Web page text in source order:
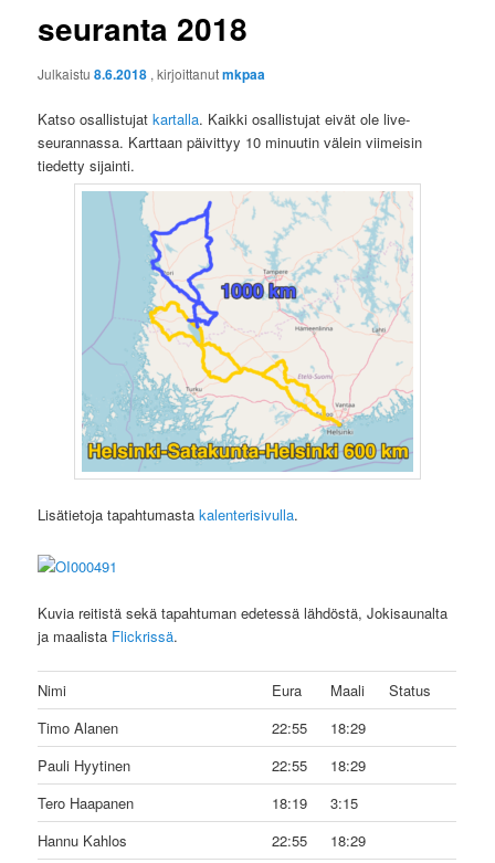
seuranta 2018
Julkaistu8.6.2018 , kirjoittanutmkpaa
Katso osallistujatkartalla. Kaikki osallistujat eivät ole live-
seurannassa. Karttaan päivittyy 10 minuutin välein viimeisin
tiedetty sijainti.
Lisätietoja tapahtumastakalenterisivulla.
Kuvia reitistä sekä tapahtuman edetessä lähdöstä, Jokisaunalta
ja maalista Flickrissä.
Nimi Eura Maali
Status
Timo Alanen
22:55
18:29
Pauli Hyytinen
22:55
18:29
Tero Haapanen
18:19
3:15
Hannu Kahlos
22:55
18:29